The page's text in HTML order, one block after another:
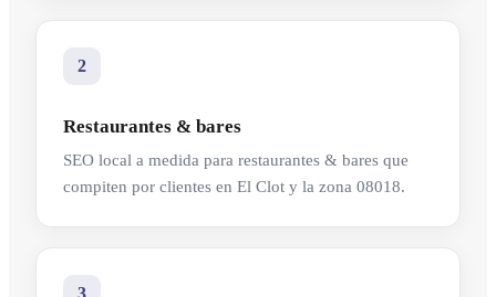
2
Restaurantes & bares
SEO local a medida para restaurantes & bares que
compiten por clientes en El Clot y la zona 08018.